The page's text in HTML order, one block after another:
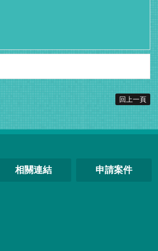
回上一頁
相關連結 申請案件